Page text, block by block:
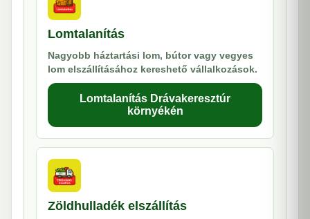
Lomtalanítás
Nagyobb háztartási lom, bútor vagy vegyes
lom elszállításához kereshető vállalkozások.
Lomtalanítás Drávakeresztúr
környékén
Zöldhulladék elszállítás